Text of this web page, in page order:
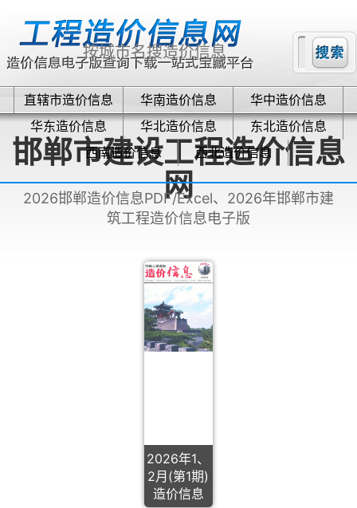
直辖市造价信息 华南造价信息
华中造价信息
华东造价信息
华北造价信息
东北造价信息
西南造价信息
西北造价信息
邯郸市建设工程造价信息
网
2026邯郸造价信息PDF/Excel、2026年邯郸市建
筑工程造价信息电子版
2026年1、
2月(第1期)
造价信息